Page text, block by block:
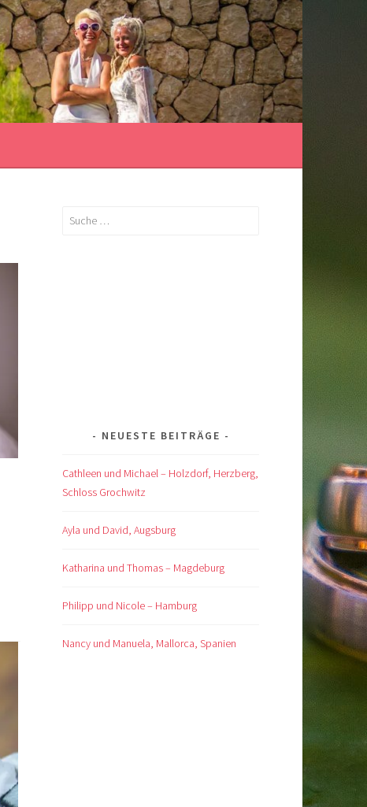
Suche
NEUESTE BEITRÄGE
Cathleen und Michael – Holzdorf, Herzberg,
Schloss Grochwitz
Ayla und David, Augsburg
Katharina und Thomas – Magdeburg
Philipp und Nicole – Hamburg
Nancy und Manuela, Mallorca, Spanien